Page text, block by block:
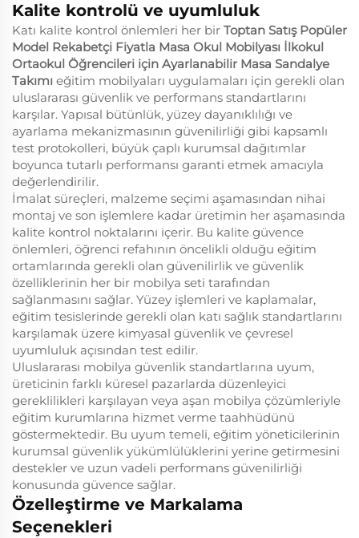
Kalite kontrolü ve uyumluluk
Katı kalite kontrol önlemleri her bir Toptan Satış Popüler
Model Rekabetçi Fiyatla Masa Okul Mobilyası İlkokul
Ortaokul Öğrencileri için Ayarlanabilir Masa Sandalye
Takımı eğitim mobilyaları uygulamaları için gerekli olan
uluslararası güvenlik ve performans standartlarını
karşılar. Yapısal bütünlük, yüzey dayanıklılığı ve
ayarlama mekanizmasının güvenilirliği gibi kapsamlı
test protokolleri, büyük çaplı kurumsal dağıtımlar
boyunca tutarlı performansı garanti etmek amacıyla
değerlendirilir.
İmalat süreçleri, malzeme seçimi aşamasından nihai
montaj ve son işlemlere kadar üretimin her aşamasında
kalite kontrol noktalarını içerir. Bu kalite güvence
önlemleri, öğrenci refahının öncelikli olduğu eğitim
ortamlarında gerekli olan güvenilirlik ve güvenlik
özelliklerinin her bir mobilya seti tarafından
sağlanmasını sağlar. Yüzey işlemleri ve kaplamalar,
eğitim tesislerinde gerekli olan katı sağlık standartlarını
karşılamak üzere kimyasal güvenlik ve çevresel
uyumluluk açısından test edilir.
Uluslararası mobilya güvenlik standartlarına uyum,
üreticinin farklı küresel pazarlarda düzenleyici
gereklilikleri karşılayan veya aşan mobilya çözümleriyle
eğitim kurumlarına hizmet verme taahhüdünü
göstermektedir. Bu uyum temeli, eğitim yöneticilerinin
kurumsal güvenlik yükümlülüklerini yerine getirmesini
destekler ve uzun vadeli performans güvenilirliği
konusunda güvence sağlar.
Özelleştirme ve Markalama
Seçenekleri